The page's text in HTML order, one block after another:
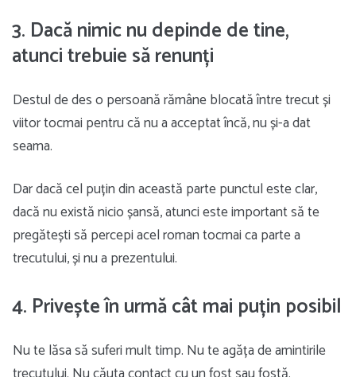
3. Dacă nimic nu depinde de tine,
atunci trebuie să renunți
Destul de des o persoană rămâne blocată între trecut și
viitor tocmai pentru că nu a acceptat încă, nu și-a dat
seama.
Dar dacă cel puțin din această parte punctul este clar,
dacă nu există nicio șansă, atunci este important să te
pregătești să percepi acel roman tocmai ca parte a
trecutului, și nu a prezentului.
4. Privește în urmă cât mai puțin posibil
Nu te lăsa să suferi mult timp. Nu te agăța de amintirile